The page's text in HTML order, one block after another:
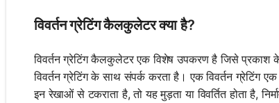
विवर्तन ग्रेटिंग कैलकुलेटर क्या है?
विवर्तन ग्रेटिंग कैलकुलेटर एक विशेष उपकरण है जिसे प्रकाश
विवर्तन ग्रेटिंग के साथ संपर्क करता है। एक विवर्तन ग्रेटिंग
इन रेखाओं से टकराता है, तो यह मुड़ता या विवर्तित होता है,